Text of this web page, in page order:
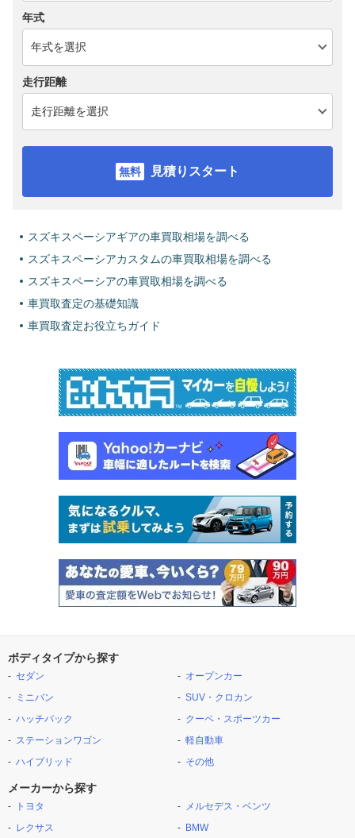
年式
走行距離
見積りスタート
スズキスペーシアギアの車買取相場を調べる
スズキスペーシアカスタムの車買取相場を調べる
スズキスペーシアの車買取相場を調べる
車買取査定の基礎知識
車買取査定お役立ちガイド
ボディタイプから探す
セダン
ミニバン
ハッチバック
ステーションワゴン
ハイブリッド
オープンカー
SUV・クロカン
クーペ・スポーツカー
軽自動車
その他
メーカーから探す
トヨタ
レクサス
メルセデス・ベンツ
BMW